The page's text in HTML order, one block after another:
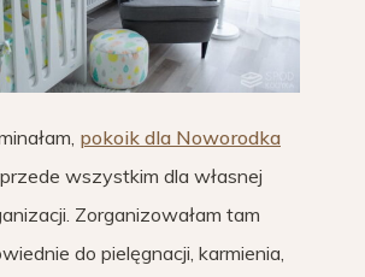
pokoik dla Noworodka
wszystkim dla własnej
Zorganizowałam tam
do pielęgnacji, karmienia,